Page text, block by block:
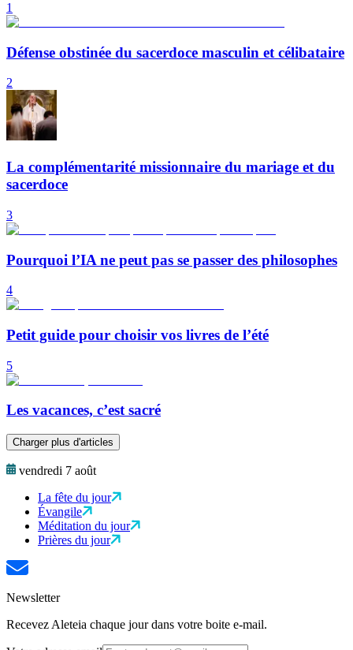
1
Défense obstinée du sacerdoce masculin et célibataire
2
La complémentarité missionnaire du mariage et du
sacerdoce
3
Pourquoi l’IA ne peut pas se passer des philosophes
4
Petit guide pour choisir vos livres de l’été
5
Les vacances, c’est sacré
Charger plus d'articles
vendredi 7 août
La fête du jour
Évangile
Méditation du jour
Prières du jour
Newsletter
Recevez Aleteia chaque jour dans votre boite e-mail.